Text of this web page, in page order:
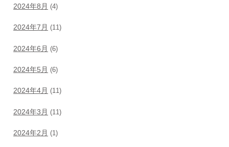
2024年8月 (4)
2024年7月 (11)
2024年6月 (6)
2024年5月 (6)
2024年4月 (11)
2024年3月 (11)
2024年2月 (1)